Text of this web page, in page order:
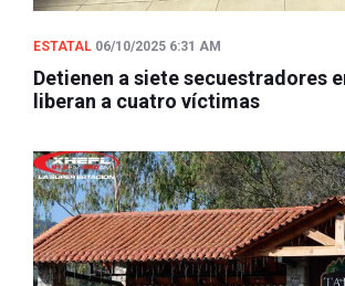
ESTATAL 06/10/2025 6:31 AM
Detienen a siete secuestradores
liberan a cuatro víctimas